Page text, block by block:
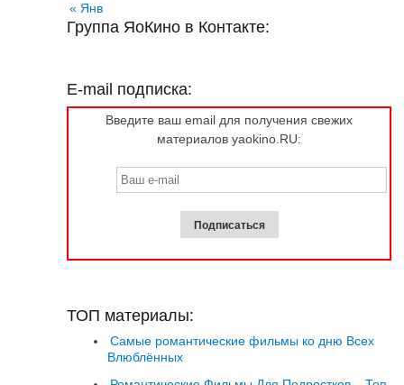
« Янв
Группа ЯоКино в Контакте:
E-mail подписка:
Введите ваш email для получения свежих
материалов yaokino.RU:
ТОП материалы:
Самые романтические фильмы ко дню Всех
Влюблённых